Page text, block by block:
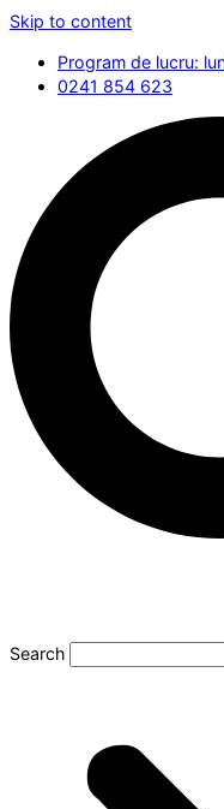
Skip to content
Program de lucru:
0241 854 623
Search